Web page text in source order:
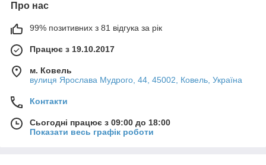
Про нас
99% позитивних з 81 відгука за рік
Працює з 19.10.2017
м. Ковель
вулиця Ярослава Мудрого, 44, 45002, Ковель, Україна
Контакти
Сьогодні працює з 09:00 до 18:00
Показати весь графік роботи